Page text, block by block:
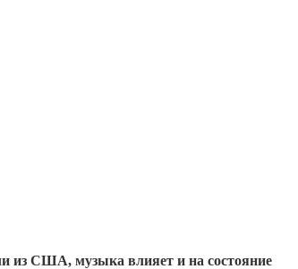
из США, музыка влияет и на состояние